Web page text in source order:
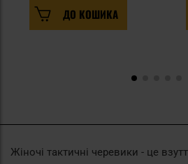
ДО КОШИКА
Жіночі тактичні черевики - це